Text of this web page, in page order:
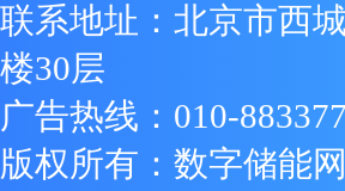
联系地址：北京市西
楼30层
广告热线：010-
版权所有：数字储能